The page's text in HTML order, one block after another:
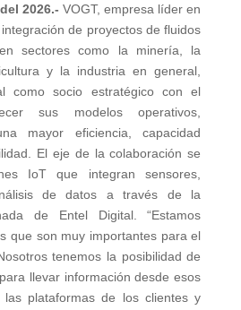
2026.- VOGT, empresa líder en
de proyectos de fluidos
sectores como la minería, la
y la industria en general,
como socio estratégico con el
sus modelos operativos,
mayor eficiencia, capacidad
El eje de la colaboración se
IoT que integran sensores,
de datos a través de la
de Entel Digital. “Estamos
que son muy importantes para el
tenemos la posibilidad de
llevar información desde esos
las plataformas de los clientes y